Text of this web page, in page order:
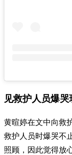
见救护人员爆哭
黄暄婷在文中向救
救护人员时爆哭不
照顾，因此觉得放